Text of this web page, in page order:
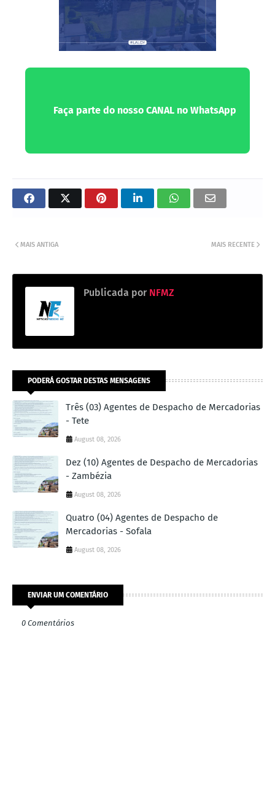
Faça parte do nosso CANAL no WhatsApp
MAIS RECENTE
MAIS ANTIGA
Publicada por NFMZ
PODERÁ GOSTAR DESTAS MENSAGENS
Três (03) Agentes de Despacho de Mercadorias
- Tete
August 08, 2026
Dez (10) Agentes de Despacho de Mercadorias
- Zambézia
August 08, 2026
Quatro (04) Agentes de Despacho de
Mercadorias - Sofala
August 08, 2026
ENVIAR UM COMENTÁRIO
0 Comentários